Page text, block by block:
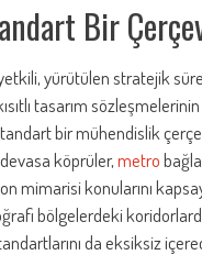
Bir
yürütülen stratejik
tasarım
bir mühendislik
köprüler,metro
mimarisi konularını
bölgelerdeki
da eksiksiz